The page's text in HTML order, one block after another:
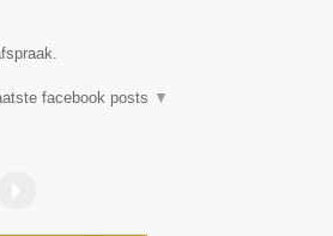
facebook posts ▼